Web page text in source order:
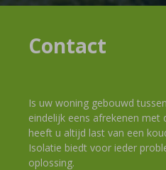
Contact
Is uw woning gebouwd
eindelijk eens afrekenen met
heeft u altijd last van een
Isolatie biedt voor ieder
oplossing.